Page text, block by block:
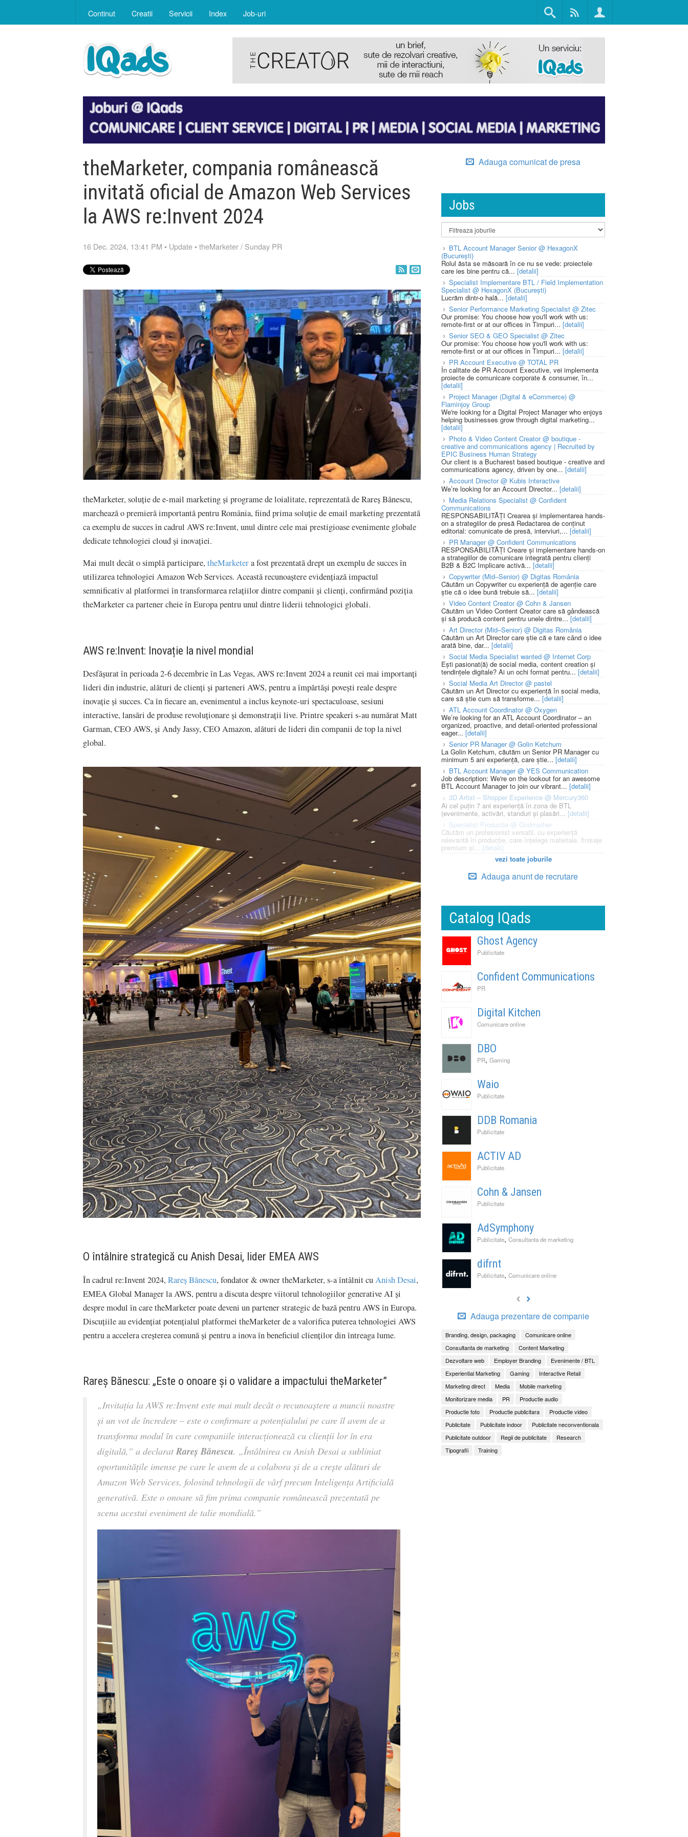
Continut Creatii Servicii Index Job-uri
theMarketer, compania românească
invitată oficial de Amazon Web Services
la AWS re:Invent 2024
16 Dec. 2024, 13:41 PM • Update •theMarketer/ Sunday PR
theMarketer, soluție de e-mail marketing și programe de loialitate, reprezentată de Rareș Bănescu,
marchează o premieră importantă pentru România, fiind prima soluție de email marketing prezentată
ca exemplu de succes în cadrul AWS re:Invent, unul dintre cele mai prestigioase evenimente globale
dedicate tehnologiei cloud și inovației.
Mai mult decât o simplă participare, theMarketera fost prezentată drept un exemplu de succes în
utilizarea tehnologiei Amazon Web Services. Această recunoaștere evidențiază impactul
semnificativ al platformei în transformarea relațiilor dintre companii și clienți, confirmând poziția
theMarketer ca partener cheie în Europa pentru unul dintre liderii tehnologici globali.
AWS re:Invent: Inovație la nivel mondial
Desfășurat în perioada 2-6 decembrie în Las Vegas, AWS re:Invent 2024 a reunit cei mai importanți
lideri din industrie, alături de clienți și parteneri AWS, pentru a împărtăși povești reale despre
inovație și succes. Ca în fiecare an, evenimentul a inclus keynote-uri spectaculoase, sesiuni
interactive, lansări de produse revoluționare și demonstrații live. Printre speakeri s-au numărat Matt
Garman, CEO AWS, și Andy Jassy, CEO Amazon, alături de lideri din companii de top la nivel
global.
O întâlnire strategică cu Anish Desai, lider EMEA AWS
În cadrul re:Invent 2024, Rareș Bănescu, fondator & owner theMarketer, s-a întâlnit cuAnish Desai,
EMEA Global Manager la AWS, pentru a discuta despre viitorul tehnologiilor generative AI și
despre modul în care theMarketer poate deveni un partener strategic de bază pentru AWS în Europa.
Discuțiile au evidențiat potențialul platformei theMarketer de a valorifica puterea tehnologiei AWS
pentru a accelera creșterea comună și pentru a inova în beneficiul clienților din întreaga lume.
Rareș Bănescu: „Este o onoare și o validare a impactului theMarketer”
„Invitația la AWS re:Invent este mai mult decât o recunoaștere a muncii noastre
și un vot de încredere – este o confirmare a potențialului pe care îl avem de a
transforma modul în care companiile interacționează cu clienții lor în era
digitală,” a declarat Rareș Bănescu. „Întâlnirea cu Anish Desai a subliniat
oportunitățile imense pe care le avem de a colabora și de a crește alături de
Amazon Web Services, folosind tehnologii de vârf precum Inteligența Artificială
generativă. Este o onoare să fim prima companie românească prezentată pe
scena acestui eveniment de talie mondială.”
Adauga comunicat de presa
Jobs
BTL Account Manager Senior @ HexagonX
(București)
Rolul ăsta se măsoară în ce nu se vede: proiectele
care ies bine pentru că... [detalii]
Specialist Implementare BTL / Field Implementation
Specialist @ HexagonX (București)
Lucrăm dintr-o hală... [detalii]
Senior Performance Marketing Specialist @ Zitec
Our promise: You choose how you'll work with us:
remote-first or at our offices in Timpuri... [detalii]
Senior SEO & GEO Specialist @ Zitec
Our promise: You choose how you'll work with us:
remote-first or at our offices in Timpuri... [detalii]
PR Account Executive @ TOTAL PR
În calitate de PR Account Executive, vei implementa
proiecte de comunicare corporate & consumer, în...
[detalii]
Project Manager (Digital & eCommerce) @
Flaminjoy Group
We're looking for a Digital Project Manager who enjoys
helping businesses grow through digital marketing...
[detalii]
Photo & Video Content Creator @ boutique -
creative and communications agency | Recruited by
EPIC Business Human Strategy
Our client is a Bucharest based boutique - creative and
communications agency, driven by one... [detalii]
Account Director @ Kubis Interactive
We’re looking for an Account Director... [detalii]
Media Relations Specialist @ Confident
Communications
RESPONSABILITĂȚI Crearea și implementarea hands-
on a strategiilor de presă Redactarea de conținut
editorial: comunicate de presă, interviuri,... [detalii]
PR Manager @ Confident Communications
RESPONSABILITĂȚI Creare și implementare hands-on
a strategiilor de comunicare integrată pentru clienți
B2B & B2C Implicare activă... [detalii]
Copywriter (Mid–Senior) @ Digitas România
Căutăm un Copywriter cu experiență de agenție care
știe că o idee bună trebuie să... [detalii]
Video Content Creator @ Cohn & Jansen
Căutăm un Video Content Creator care să gândească
și să producă content pentru unele dintre...[detalii]
Art Director (Mid–Senior) @ Digitas România
Căutăm un Art Director care știe că e tare când o idee
arată bine, dar... [detalii]
Social Media Specialist wanted @ Internet Corp
Ești pasionat(ă) de social media, content creation și
tendințele digitale? Ai un ochi format pentru... [detalii]
Social Media Art Director @ pastel
Căutăm un Art Director cu experiență în social media,
care să știe cum să transforme... [detalii]
ATL Account Coordinator @ Oxygen
We’re looking for an ATL Account Coordinator – an
organized, proactive, and detail-oriented professional
eager... [detalii]
Senior PR Manager @ Golin Ketchum
La Golin Ketchum, căutăm un Senior PR Manager cu
minimum 5 ani experiență, care știe... [detalii]
BTL Account Manager @ YES Communication
Job description: We're on the lookout for an awesome
BTL Account Manager to join our vibrant... [detalii]
3D Artist – Shopper Experience @ Mercury360
Ai cel puțin 7 ani experiență în zona de BTL
(evenimente, activări, standuri și plasări... [detalii]
Specialist Productie @ Godmother
Căutăm un profesionist versatil, cu experiență
relevantă în producție, care înțelege materiale, finisaje
premium și... [detalii]
vezi toate joburile
Adauga anunt de recrutare
Catalog IQads
Ghost Agency
Publicitate
Confident Communications
PR
Digital Kitchen
Comunicare online
DBO
PR, Gaming
Waio
Publicitate
DDB Romania
Publicitate
ACTIV AD
Publicitate
Cohn & Jansen
Publicitate
AdSymphony
Publicitate, Consultanta de marketing
difrnt
Publicitate, Comunicare online
Adauga prezentare de companie
Branding, design, packaging
Comunicare online
Consultanta de marketing
Content Marketing
Dezvoltare web
Employer Branding
Evenimente / BTL
Experiential Marketing
Gaming
Interactive Retail
Marketing direct
Media
Mobile marketing
Monitorizare media
PR
Productie audio
Productie foto
Productie publicitara
Productie video
Publicitate
Publicitate indoor
Publicitate neconventionala
Publicitate outdoor
Regii de publicitate
Research
Tipografii
Training